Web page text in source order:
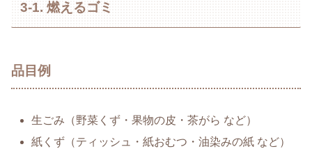
3-1. 燃えるゴミ
品目例
生ごみ（野菜くず・果物の皮・茶がら など）
紙くず（ティッシュ・紙おむつ・油染みの紙 など）